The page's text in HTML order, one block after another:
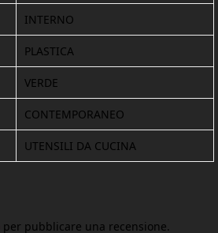
INTERNO
PLASTICA
VERDE
CONTEMPORANEO
UTENSILI DA CUCINA
per pubblicare una recensione.